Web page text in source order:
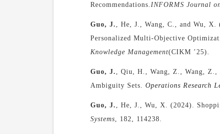
Recommendations. INFORMS Journal
Guo, J. , He, J. , Wang, C., and Wu, X.
Personalized Multi-Objective
Knowledge Management(CIKM ’25).
Guo, J.
, Qiu, H., Wang, Z., Wang,
Ambiguity Sets. Operations Research
Guo, J.
, He, J., Wu, X. (2024).
Systems , 182, 114238.